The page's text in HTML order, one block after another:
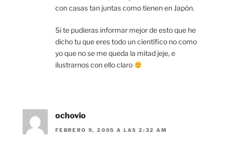
con casas tan juntas como tienen en Japón.
Si te pudieras informar mejor de esto que he
dicho tu que eres todo un científico no como
yo que no se me queda la mitad jeje, e
ilustrarnos con ello claro
ochovio
FEBRERO 9, 2005 A LAS 2:32 AM